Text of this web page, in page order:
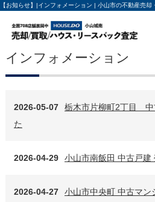
インフォメーション
2026-05-07
栃木市片柳町2丁目 中
た
2026-04-29 小山市南飯田 中古戸建
2026-04-27
小山市中央町 中古マ